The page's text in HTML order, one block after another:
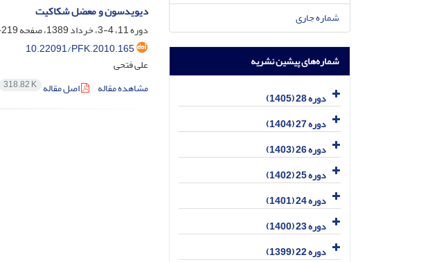
دیویدسون و معضل شکاکیت
دوره 11، 4-3، خرداد 1389، صفحه
219-237
10.22091/PFK.2010.165
علی فتحی
مشاهده مقاله
اصل مقاله 318.82 K
شماره جاری
شماره‌های پیشین نشریه
دوره 28 (1405)
دوره 27 (1404)
دوره 26 (1403)
دوره 25 (1402)
دوره 24 (1401)
دوره 23 (1400)
دوره 22 (1399)